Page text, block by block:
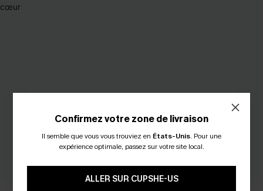
Confirmez votre zone de livraison
Il semble que vous vous trouviez en États-Unis. Pour une
expérience optimale, passez sur votre site local.
ALLER SUR CUPSHE-US